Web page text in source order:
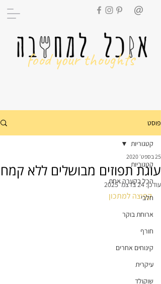
food your thoughts
פוסט
קטגוריות
הכל בקערה אחת
חלבי
ארוחת בוקר
חורף
קינוחים אחרים
עיקרית
שוקולד
קטגוריות
עוגת תפוזים מבושלים ללא קמח
25 בספט׳ 2020
עודכן:24 בדצמ׳ 2025
קפיצה למתכון